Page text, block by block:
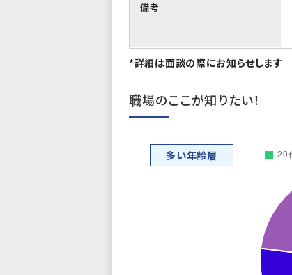
備考
*詳細は面談の際にお知らせします
職場のここが知りたい！
多い年齢層